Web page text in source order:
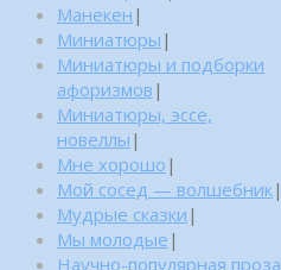
Манекен |
Миниатюры |
Миниатюры и подборки
афоризмов |
Миниатюры, эссе,
новеллы |
Мне хорошо |
Мой сосед — волшебник|
Мудрые сказки |
Мы молодые |
Научно-популярная проза